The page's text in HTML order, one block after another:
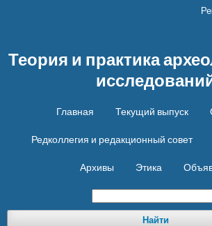
Теория и практика
Главная Текущий выпуск
Редколлегия и редакционный совет
Архивы Этика
Найти